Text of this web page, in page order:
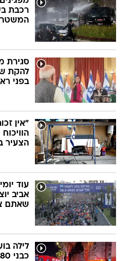
רכבת
סגירת
להקת
בפני
"אין
הצעיר
עוד
אביב
שאתם
לילה